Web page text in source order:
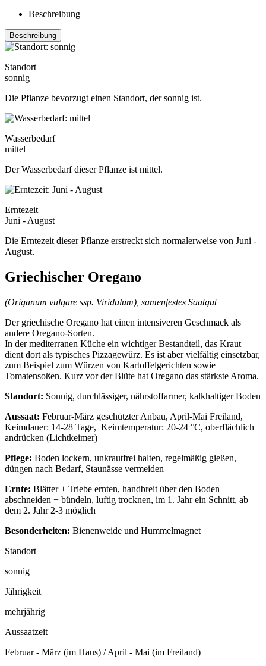
Beschreibung
Beschreibung
Standort
sonnig
Die Pflanze bevorzugt einen Standort, der sonnig ist.
Wasserbedarf
mittel
Der Wasserbedarf dieser Pflanze ist mittel.
Erntezeit
Juni - August
Die Erntezeit dieser Pflanze erstreckt sich normalerweise von Juni -
August.
Griechischer Oregano
(Origanum vulgare ssp. Viridulum), samenfestes Saatgut
Der griechische Oregano hat einen intensiveren Geschmack als
andere Oregano-Sorten.
In der mediterranen Küche ein wichtiger Bestandteil, das Kraut
dient dort als typisches Pizzagewürz. Es ist aber vielfältig einsetzbar,
zum Beispiel zum Würzen von Kartoffelgerichten sowie
Tomatensoßen. Kurz vor der Blüte hat Oregano das stärkste Aroma.
Standort: Sonnig, durchlässiger, nährstoffarmer, kalkhaltiger Boden
Aussaat: Februar-März geschützter Anbau, April-Mai Freiland,
Keimdauer: 14-28 Tage, Keimtemperatur: 20-24 °C, oberflächlich
andrücken (Lichtkeimer)
Pflege: Boden lockern, unkrautfrei halten, regelmäßig gießen,
düngen nach Bedarf, Staunässe vermeiden
Ernte: Blätter + Triebe ernten, handbreit über den Boden
abschneiden + bündeln, luftig trocknen, im 1. Jahr ein Schnitt, ab
dem 2. Jahr 2-3 möglich
Besonderheiten: Bienenweide und Hummelmagnet
Standort
sonnig
Jährigkeit
mehrjährig
Aussaatzeit
Februar - März (im Haus) / April - Mai (im Freiland)